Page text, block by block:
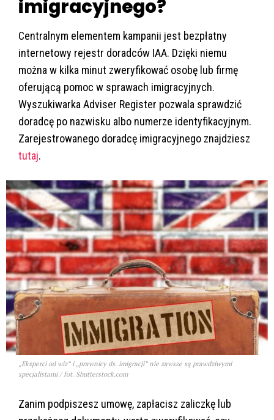
imigracyjnego?
Centralnym elementem kampanii jest bezpłatny
internetowy rejestr doradców IAA. Dzięki niemu
można w kilka minut zweryfikować osobę lub firmę
oferującą pomoc w sprawach imigracyjnych.
Wyszukiwarka Adviser Register pozwala sprawdzić
doradcę po nazwisku albo numerze identyfikacyjnym.
Zarejestrowanego doradcę imigracyjnego znajdziesz
tutaj.
„Eksperci od wiz” i „prawnicy ds. imigracji” nie zawsze są prawdziwymi
specjalistami / fot. Shutterstock.com
Zanim podpiszesz umowę, zapłacisz zaliczkę lub